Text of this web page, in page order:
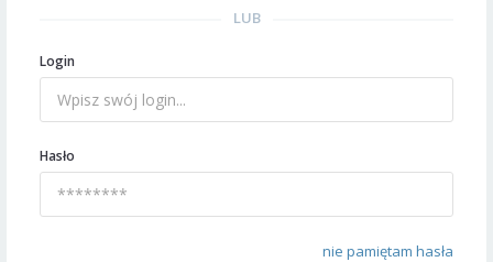
LUB
Login
Hasło
nie pamiętam hasła